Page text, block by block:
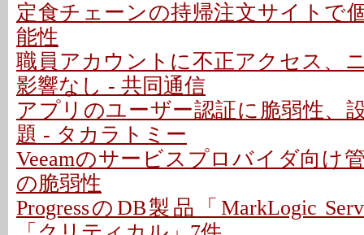
定食チェーンの持帰注文サイトで
能性
職員アカウントに不正アクセス、
影響なし - 共同通信
アプリのユーザー認証に脆弱性、
題 - タカラトミー
Veeamのサービスプロバイダ向け
の脆弱性
ProgressのDB製品「MarkLogic